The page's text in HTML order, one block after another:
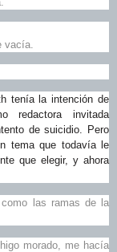
vacía.
tenía la intención de
redactora invitada
de suicidio. Pero
tema que todavía le
que elegir, y ahora
las ramas de la
morado, me hacía